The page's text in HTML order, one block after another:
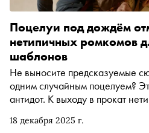
18 декабря 2025 г.
Поцелуи под дождём
нетипичных ромкомов
шаблонов
Не выносите предсказуемые
одним случайным поцелуем?
антидот. К выходу в прокат
собрала фильмы, которые